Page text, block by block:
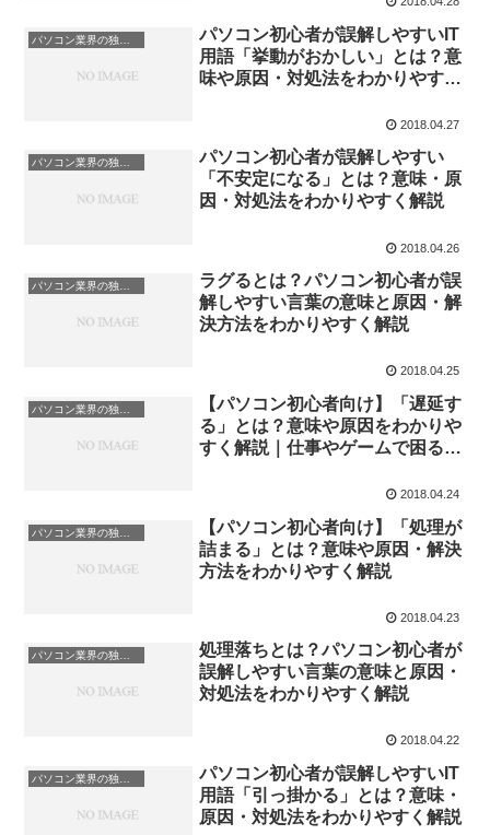
パソコン初心者が誤解しやすいIT
用語「挙動がおかしい」とは？意
味や原因・対処法をわかりやすく
2018.04.27
パソコン業界の独特な言い回し
パソコン初心者が誤解しやすい
「不安定になる」とは？意味・原
因・対処法をわかりやすく解説
2018.04.26
ラグるとは？パソコン初心者が誤
解しやすい言葉の意味と原因・解
決方法をわかりやすく解説
2018.04.25
【パソコン初心者向け】「遅延す
る」とは？意味や原因をわかりや
すく解説｜仕事やゲームで困る症
2018.04.24
【パソコン初心者向け】「処理が
詰まる」とは？意味や原因・解決
方法をわかりやすく解説
2018.04.23
パソコン業界の独特な言い回し
処理落ちとは？パソコン初心者が
誤解しやすい言葉の意味と原因・
対処法をわかりやすく解説
2018.04.22
パソコン初心者が誤解しやすいIT
用語「引っ掛かる」とは？意味・
原因・対処法をわかりやすく解説